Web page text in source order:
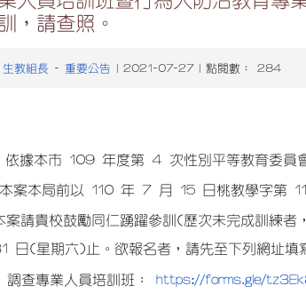
，請查照。
生教組長 - 重要公告 | 2021-07-27 | 點閱數： 284
依據本市 109 年度第 4 次性別平等教育委員
本案本局前以 110 年 7 月 15 日桃教學字第
案請貴校鼓勵同仁踴躍參訓(歷次未完成訓練
日(星期六)止。欲報名者，請先至下列網址填
調查專業人員培訓班： https://forms.gle/